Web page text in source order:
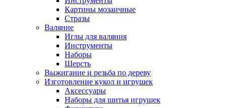
Картины мозаичные
Стразы
Валяние
Иглы для валяния
Инструменты
Наборы
Шерсть
Выжигание и резьба по дереву
Изготовление кукол и игрушек
Аксессуары
Наборы для шитья игрушек